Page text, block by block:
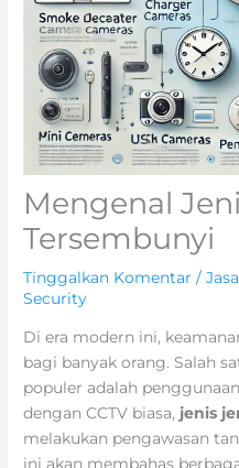
Mengenal
Tersembunyi
Tinggalkan Komentar /
Security
Di era modern ini,
bagi banyak orang. Salah
populer adalah
dengan CCTV biasa, jenis
melakukan pengawasan
ini akan membahas